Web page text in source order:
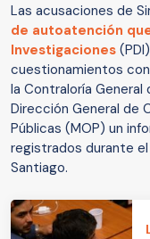
Las acusaciones de
de autoatención
Investigaciones
cuestionamientos
la Contraloría General
Dirección General de
Públicas (MOP) un
registrados durante
Santiago.